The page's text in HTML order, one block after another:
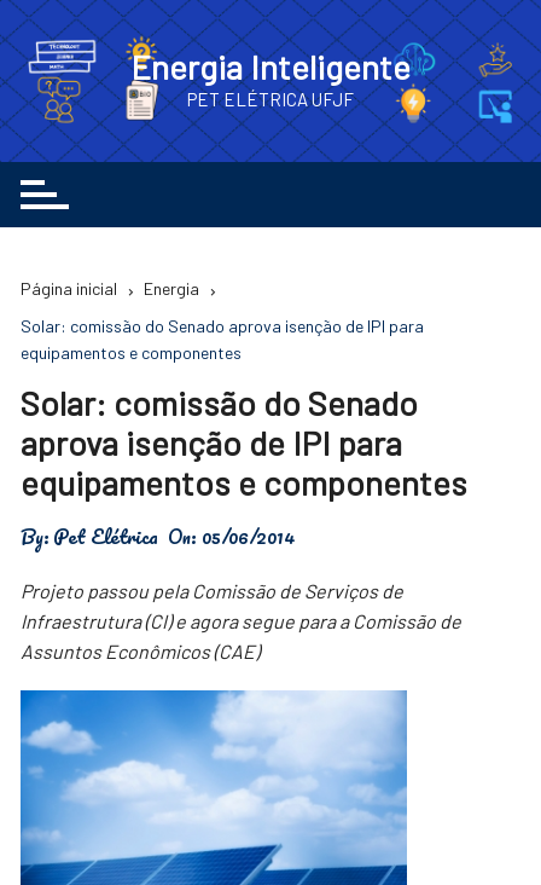
para
o
conteúdo
Energia Inteligente
PET ELÉTRICA UFJF
Página inicial
Energia
Solar: comissão do Senado aprova isenção de IPI para
equipamentos e componentes
Solar: comissão do Senado
aprova isenção de IPI para
equipamentos e componentes
By:Pet Elétrica On: 05/06/2014
Projeto passou pela Comissão de Serviços de
Infraestrutura (CI) e agora segue para a Comissão de
Assuntos Econômicos (CAE)